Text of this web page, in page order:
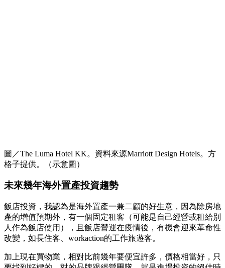
圖／The Luma Hotel KK。資料來源Marriott Design Hotels。方
格子提供。（示意圖）
未來幾年海外置產投資趨勢
飯店投資，我認為是海外置產一兼二顧的好生意，因為除房地
產的增值預期外，有一個固定租客（可能是自己經營或租給別
人作為飯店使用），且飯店營運在疫情後，有機會迎來革命性
改變，如長住客、workaction的工作旅遊客。
加上現在買物業，相對比前幾年要便宜許多，價格相當好，只